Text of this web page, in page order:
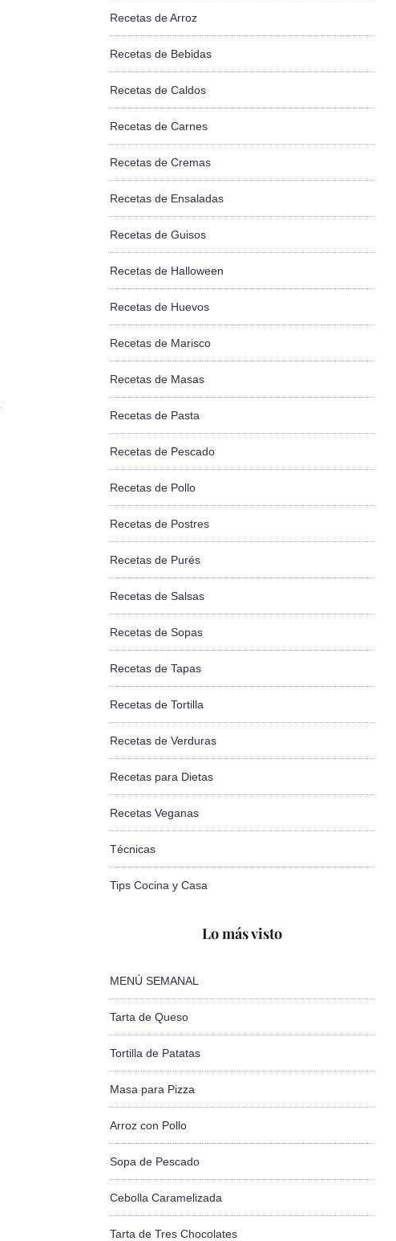
Recetas de Arroz
Recetas de Bebidas
Recetas de Caldos
Recetas de Carnes
Recetas de Cremas
Recetas de Ensaladas
Recetas de Guisos
Recetas de Halloween
Recetas de Huevos
Recetas de Marisco
Recetas de Masas
Recetas de Pasta
Recetas de Pescado
Recetas de Pollo
Recetas de Postres
Recetas de Purés
Recetas de Salsas
Recetas de Sopas
Recetas de Tapas
Recetas de Tortilla
Recetas de Verduras
Recetas para Dietas
Recetas Veganas
Técnicas
Tips Cocina y Casa
Lo más visto
MENÚ SEMANAL
Tarta de Queso
Tortilla de Patatas
Masa para Pizza
Arroz con Pollo
Sopa de Pescado
Cebolla Caramelizada
Tarta de Tres Chocolates